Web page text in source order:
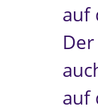
auf
auf